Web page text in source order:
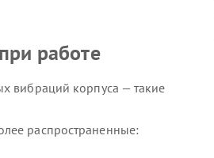
работе
вибраций корпуса — такие
распространенные: